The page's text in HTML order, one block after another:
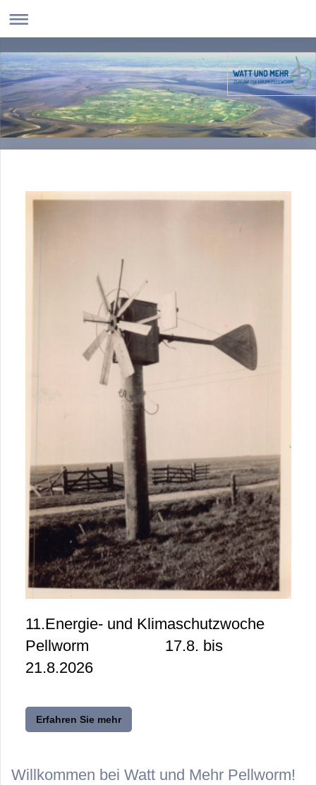
11.Energie- und Klimaschutzwoche
Pellworm 17.8. bis
21.8.2026
Erfahren Sie mehr
Willkommen bei Watt und Mehr Pellworm!